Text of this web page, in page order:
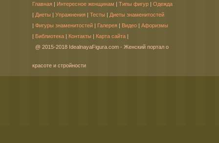
Главная | Интересное женщинам | Типы фигур | Одежда
| Диеты | Упражнения | Тесты | Диеты знаменитостей
| Фигуры знаменитостей | Галерея | Видео | Афоризмы
| Библиотека | Контакты | Карта сайта |
@ 2015-2018 IdealnayaFigura.com - Женский портал о
красоте и стройности